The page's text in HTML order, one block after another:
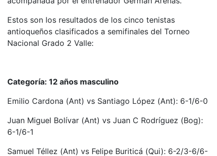
Estos son los resultados de los cinco tenistas
antioqueños clasificados a semifinales del Torneo
Nacional Grado 2 Valle:
Categoría: 12 años masculino
Emilio Cardona (Ant) vs Santiago López (Ant): 6-1/6-0
Juan Miguel Bolívar (Ant) vs Juan C Rodríguez (Bog):
6-1/6-1
Samuel Téllez (Ant) vs Felipe Buriticá (Qui): 6-2/3-6/6-